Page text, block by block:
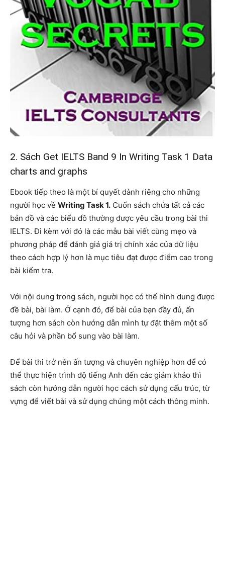
2. Sách Get IELTS Band 9 In Writing Task 1 Data
charts and graphs
Ebook tiếp theo là một bí quyết dành riêng cho những
người học về Writing Task 1. Cuốn sách chứa tất cả các
bản đồ và các biểu đồ thường được yêu cầu trong bài thi
IELTS.Đi kèm với đó là các mẫu bài viết cùng mẹo và
phương pháp để đánh giá giá trị chính xác của dữ liệu
theo cách hợp lý hơn là mục tiêu đạt được điểm cao trong
bài kiểm tra.
Với nội dung trong sách, người học có thể hình dung được
đề bài, bài làm. Ở cạnh đó, để bài của bạn đầy đủ, ấn
tượng hơn sách còn hướng dẫn mình tự đặt thêm một số
câu hỏi và phần bổ sung vào bài làm.
Để bài thi trở nên ấn tượng và chuyên nghiệp hơn để có
thể thực hiện trình độ tiếng Anh đến các giám khảo thì
sách còn hướng dẫn người học cách sử dụng cấu trúc, từ
vựng để viết bài và sử dụng chúng một cách thông minh.